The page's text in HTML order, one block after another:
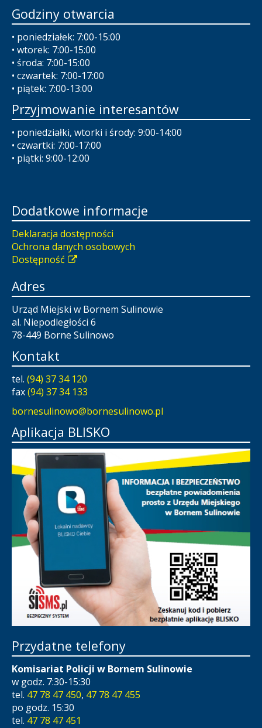
Godziny otwarcia
• poniedziałek: 7:00-15:00
• wtorek: 7:00-15:00
• środa: 7:00-15:00
• czwartek: 7:00-17:00
• piątek: 7:00-13:00
Przyjmowanie interesantów
• poniedziałki, wtorki i środy: 9:00-14:00
• czwartki: 7:00-17:00
• piątki: 9:00-12:00
Dodatkowe informacje
Deklaracja dostępności
Ochrona danych osobowych
Dostępność
Adres
Urząd Miejski w Bornem Sulinowie
al. Niepodległości 6
78-449 Borne Sulinowo
Kontakt
tel. (94) 37 34 120
fax(94) 37 34 133
bornesulinowo@bornesulinowo.pl
Aplikacja BLISKO
Przydatne telefony
Komisariat Policji w Bornem Sulinowie
w godz. 7:30-15:30
tel. 47 78 47 450, 47 78 47 455
po godz. 15:30
tel. 47 78 47 451